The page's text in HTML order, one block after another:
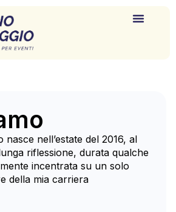
nasce nell’estate del 2016, al
riflessione, durata qualche
incentrata su un solo
della mia carriera